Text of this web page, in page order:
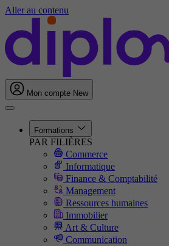
Aller au contenu
Mon compte New
Formations
PAR FILIÈRES
Commerce
Informatique
Finance & Comptabilité
Management
Ressources humaines
Immobilier
Art & Culture
Communication